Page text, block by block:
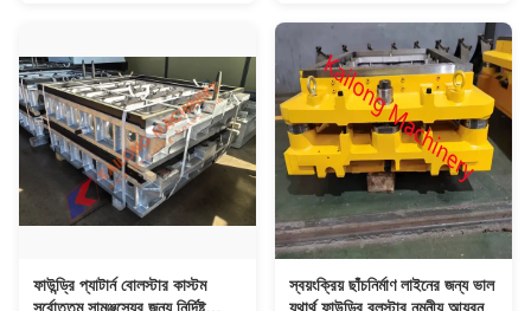
ফাউন্ড্রি প্যাটার্ন বোলস্টার কাস্টম
স্বয়ংক্রিয় ছাঁচনির্মাণ লাইনের জন্য ভাল